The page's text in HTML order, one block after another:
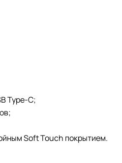
Type-C;
Soft Touch покрытием.